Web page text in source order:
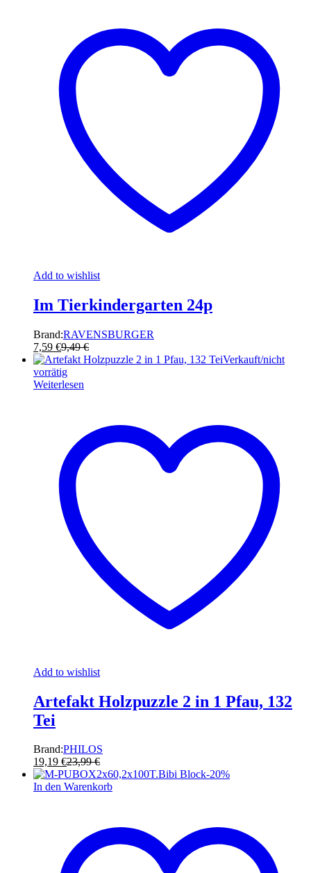
Add to wishlist
Im Tierkindergarten 24p
Brand:RAVENSBURGER
7,59 €9,49€
Verkauft/nicht
vorrätig
Weiterlesen
Add to wishlist
Artefakt Holzpuzzle 2 in 1 Pfau, 132
Tei
Brand:PHILOS
19,19 €23,99€
-20%
In den Warenkorb